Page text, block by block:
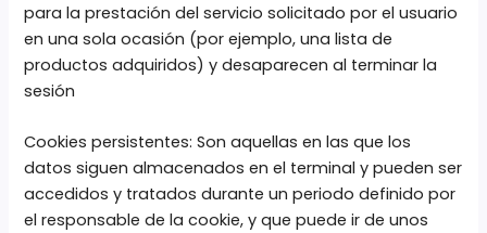
para la prestación del servicio solicitado por el usuario
en una sola ocasión (por ejemplo, una lista de
productos adquiridos) y desaparecen al terminar la
sesión
Cookies persistentes: Son aquellas en las que los
datos siguen almacenados en el terminal y pueden ser
accedidos y tratados durante un periodo definido por
el responsable de la cookie, y que puede ir de unos